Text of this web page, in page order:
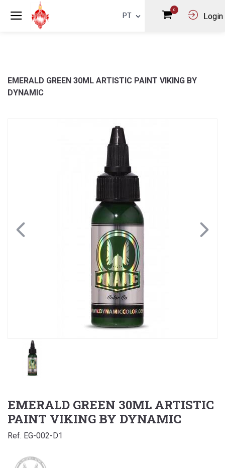
PT
0
Login
EMERALD GREEN 30ML ARTISTIC PAINT VIKING BY
DYNAMIC
EMERALD GREEN 30ML ARTISTIC
PAINT VIKING BY DYNAMIC
Ref. EG-002-D1